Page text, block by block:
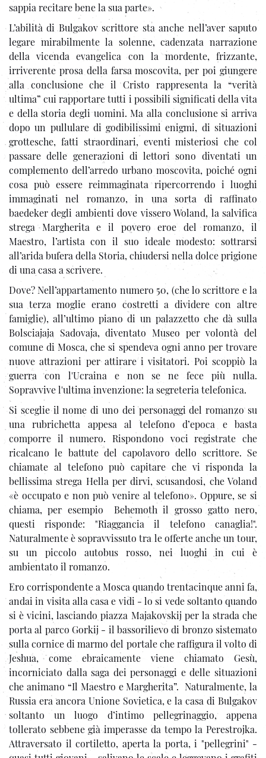
sappia recitare bene la sua parte».
L’abilità di Bulgakov scrittore sta anche nell’aver saputo
legare mirabilmente la solenne, cadenzata narrazione
della vicenda evangelica con la mordente, frizzante,
irriverente prosa della farsa moscovita, per poi giungere
alla conclusione che il Cristo rappresenta la “verità
ultima” cui rapportare tutti i possibili significati della vita
e della storia degli uomini. Ma alla conclusione si arriva
dopo un pullulare di godibilissimi enigmi, di situazioni
grottesche, fatti straordinari, eventi misteriosi che col
passare delle generazioni di lettori sono diventati un
complemento dell’arredo urbano moscovita, poiché ogni
cosa può essere reimmaginata ripercorrendo i luoghi
immaginati nel romanzo, in una sorta di raffinato
baedeker degli ambienti dove vissero Woland, la salvifica
strega Margherita e il povero eroe del romanzo, il
Maestro, l’artista con il suo ideale modesto: sottrarsi
all’arida bufera della Storia, chiudersi nella dolce prigione
di una casa a scrivere.
Dove? Nell’appartamento numero 50, (che lo scrittore e la
sua terza moglie erano costretti a dividere con altre
famiglie), all’ultimo piano di un palazzetto che dà sulla
Bolsciajaja Sadovaja, diventato Museo per volontà del
comune di Mosca, che si spendeva ogni anno per trovare
nuove attrazioni per attirare i visitatori. Poi scoppiò la
guerra con l'Ucraina e non se ne fece più nulla.
Sopravvive l'ultima invenzione: la segreteria telefonica.
Si sceglie il nome di uno dei personaggi del romanzo su
una rubrichetta appesa al telefono d’epoca e basta
comporre il numero. Rispondono voci registrate che
ricalcano le battute del capolavoro dello scrittore. Se
chiamate al telefono può capitare che vi risponda la
bellissima strega Hella per dirvi, scusandosi, che Voland
«è occupato e non può venire al telefono». Oppure, se si
chiama, per esempio Behemoth il grosso gatto nero,
questi risponde: "Riaggancia il telefono canaglia!".
Naturalmente è sopravvissuto tra le offerte anche un tour,
su un piccolo autobus rosso, nei luoghi in cui è
ambientato il romanzo.
Ero corrispondente a Mosca quando trentacinque anni fa,
andai in visita alla casa e vidi - lo si vede soltanto quando
si è vicini, lasciando piazza Majakovskij per la strada che
porta al parco Gorkij - il bassorilievo di bronzo sistemato
sulla cornice di marmo del portale che raffigura il volto di
Jeshua, come ebraicamente viene chiamato Gesù,
incorniciato dalla saga dei personaggi e delle situazioni
che animano “Il Maestro e Margherita”. Naturalmente, la
Russia era ancora Unione Sovietica, e la casa di Bulgakov
soltanto un luogo d’intimo pellegrinaggio, appena
tollerato sebbene già imperasse da tempo la Perestrojka.
Attraversato il cortiletto, aperta la porta, i "pellegrini" -